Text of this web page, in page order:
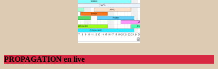
PROPAGATION en live